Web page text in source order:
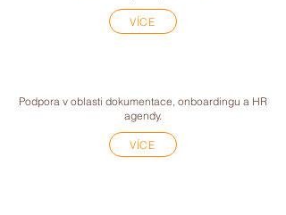
VÍCE
Podpora v oblasti dokumentace, onboardingu a HR
agendy.
VÍCE